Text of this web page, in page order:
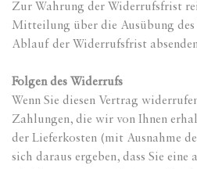
Zur Wahrung der Widerrufsfrist
Mitteilung über die Ausübung
Ablauf der Widerrufsfrist
Folgen des Widerrufs
Wenn Sie diesen Vertrag
Zahlungen, die wir von Ihnen
der Lieferkosten (mit Ausnahme
sich daraus ergeben, dass Sie